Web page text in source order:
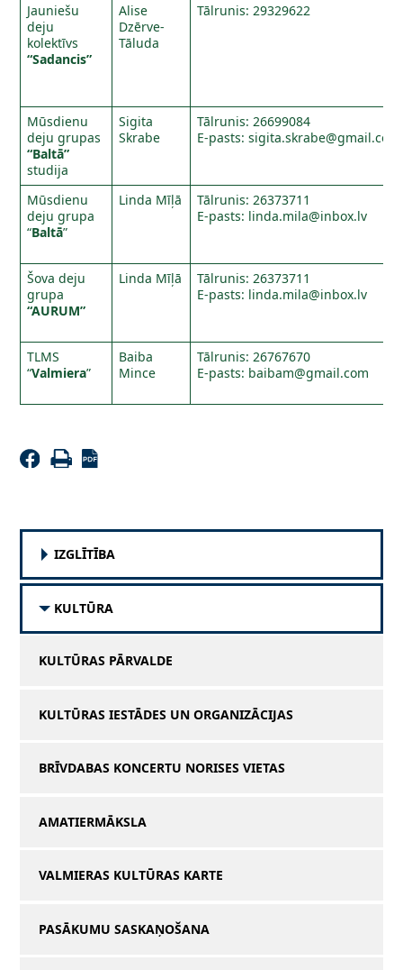
IZGLĪTĪBA
KULTŪRA
KULTŪRAS PĀRVALDE
KULTŪRAS IESTĀDES UN ORGANIZĀCIJAS
BRĪVDABAS KONCERTU NORISES VIETAS
AMATIERMĀKSLA
VALMIERAS KULTŪRAS KARTE
PASĀKUMU SASKAŅOŠANA
Jauniešu
deju
kolektīvs
“Sadancis”
Alise
Dzērve-
Tāluda
Tālrunis: 29329622
Mūsdienu
deju grupas
“Baltā”
studija
Sigita
Skrabe
Tālrunis: 26699084
E-pasts:sigita.skrabe@gmail.com
Mūsdienu
deju grupa
“Baltā”
Linda Mīļā
Tālrunis: 26373711
E-pasts: linda.mila@inbox.lv
Šova deju
grupa
“AURUM”
Linda Mīļā
Tālrunis: 26373711
E-pasts: linda.mila@inbox.lv
TLMS
“Valmiera”
Baiba
Mince
Tālrunis: 26767670
E-pasts: baibam@gmail.com